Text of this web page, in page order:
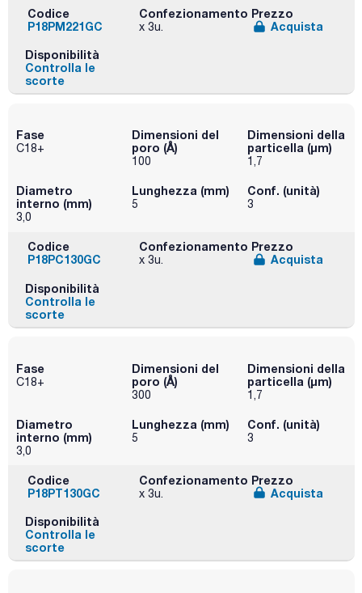
Codice
P18PM221GC
Confezionamento
x 3u.
Prezzo
Acquista
Disponibilità
Controlla le
scorte
Fase
C18+
Dimensioni del
poro (Å)
100
Dimensioni della
particella (μm)
1,7
Diametro
interno (mm)
3,0
Lunghezza (mm)
5
Conf. (unità)
3
Codice
P18PC130GC
Confezionamento
x 3u.
Prezzo
Acquista
Disponibilità
Controlla le
scorte
Fase
C18+
Dimensioni del
poro (Å)
300
Dimensioni della
particella (μm)
1,7
Diametro
interno (mm)
3,0
Lunghezza (mm)
5
Conf. (unità)
3
Codice
P18PT130GC
Confezionamento
x 3u.
Prezzo
Acquista
Disponibilità
Controlla le
scorte